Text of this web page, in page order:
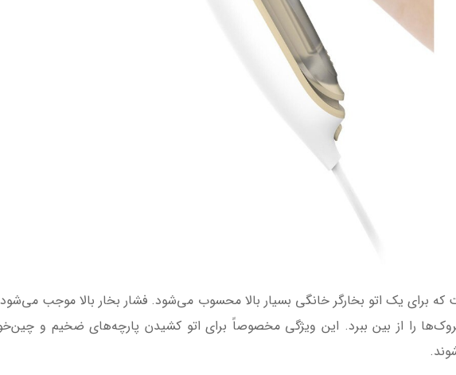
این اتو 20 بار است که برای یک اتو بخارگر خانگی بسیار بالا محسوب می‌شود. فشار بخار بالا
را از بین ببرد. این ویژگی مخصوصاً برای اتو کشیدن پارچه‌های ضخیم و